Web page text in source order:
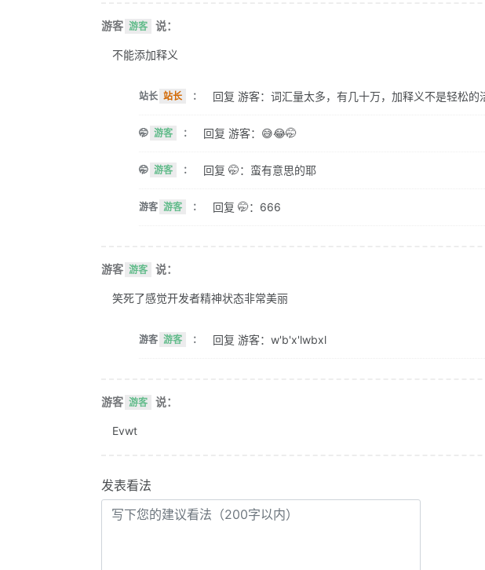
游客 游客 说：
不能添加释义
站长 站长 ： 回复 游客：词汇量太多，有几十万，加释义不是轻松的
🤭 游客 ： 回复 游客：😅😂🤭
🤭 游客 ： 回复 🤭：蛮有意思的耶
游客 游客 ： 回复 🤭：666
游客 游客 说：
笑死了感觉开发者精神状态非常美丽
游客 游客 ： 回复 游客：w'b'x'lwbxl
游客 游客 说：
Evwt
发表看法